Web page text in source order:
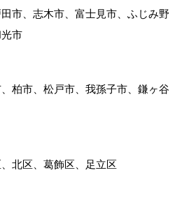
市、志木市、富士見市、ふじみ野
光市
柏市、松戸市、我孫子市、鎌ヶ谷
北区、葛飾区、足立区